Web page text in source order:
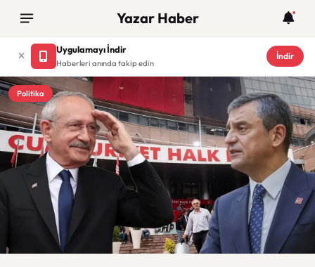
Yazar Haber
Uygulamayı İndir
Haberleri anında takip edin
İndir
Politika